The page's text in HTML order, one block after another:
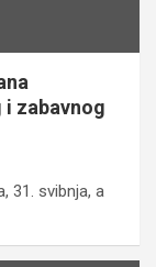
zabavnog
31. svibnja, a